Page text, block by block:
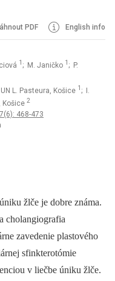
PDF English info
1 ; M. Janičko 1 ; P.
L. Pasteura, Košice 1 ; I.
Košice 2
468-473
žlče je dobre známa.
cholangiografia
zavedenie plastového
sfinkterotómie
v liečbe úniku žlče.